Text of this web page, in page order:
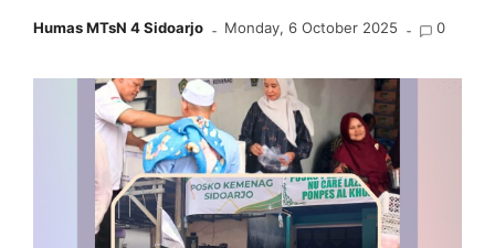
Humas MTsN 4 Sidoarjo Monday, 6 October 2025 0